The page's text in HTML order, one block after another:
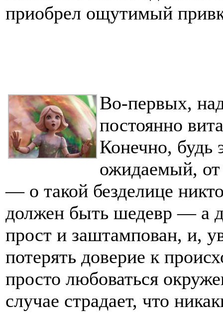
приобрел ощутимый
Во-первых,
постоянно
Конечно, будь
ожидаемый, от
— о такой безделице
должен быть шедевр — а
прост и заштампован, и,
потерять доверие к
просто любоваться
случае страдает, что